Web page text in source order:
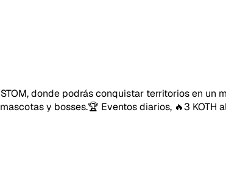
donde podrás conquistar territorios en
y bosses.🏆 Eventos diarios, 🔥3